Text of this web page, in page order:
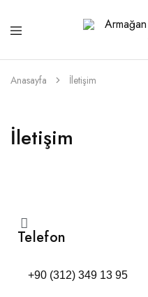
Orman
A.Ş
beri
ahşabın
adresi
Anasayfa İletişim
İletişim
Telefon
+90 (312) 349 13 95